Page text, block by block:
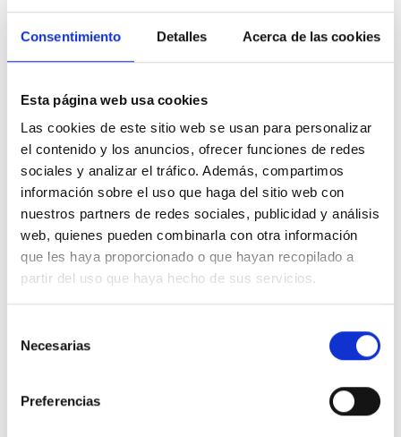
Consentimiento Detalles Acerca de las cookies
Esta página web usa cookies
Las cookies de este sitio web se usan para personalizar
el contenido y los anuncios, ofrecer funciones de redes
sociales y analizar el tráfico. Además, compartimos
información sobre el uso que haga del sitio web con
nuestros partners de redes sociales, publicidad y análisis
web, quienes pueden combinarla con otra información
que les haya proporcionado o que hayan recopilado a
partir del uso que haya hecho de sus servicios.
Necesarias
Preferencias
de "flotación" (V
almacenamiento
batería auxiliar (A)(
Corriente de carga
de la batería de
arranque (A)
Sensor de
temperatura de la
batería
sÍ
GENERAL
Para funcionamiento paralelo y trifásico,